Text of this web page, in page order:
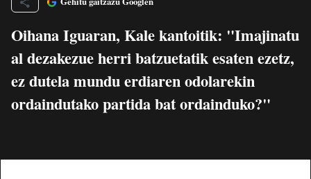
Oihana Iguaran, Kale kantoitik: "Imajinatu
al dezakezue herri batzuetatik esaten ezetz,
ez dutela mundu erdiaren odolarekin
ordaindutako partida bat ordainduko?"